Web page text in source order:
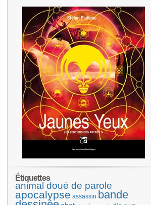
Étiquettes
animal doué de parole
apocalypse assassin bande